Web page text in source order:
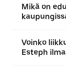
Mikä on
Voinko
Esteph